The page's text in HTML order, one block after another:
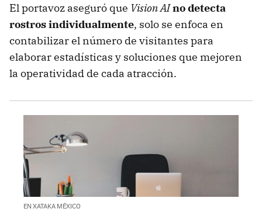
El portavoz aseguró que Vision AIno detecta
rostros individualmente, solo se enfoca en
contabilizar el número de visitantes para
elaborar estadísticas y soluciones que mejoren
la operatividad de cada atracción.
EN XATAKA MÉXICO